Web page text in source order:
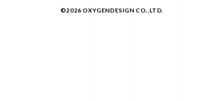
©2026 OXYGENDESIGN CO.,LTD.